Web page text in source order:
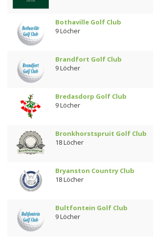
Bothaville Golf Club
9 Löcher
Brandfort Golf Club
9 Löcher
Bredasdorp Golf Club
9 Löcher
Bronkhorstspruit Golf Club
18 Löcher
Bryanston Country Club
18 Löcher
Bultfontein Golf Club
9 Löcher